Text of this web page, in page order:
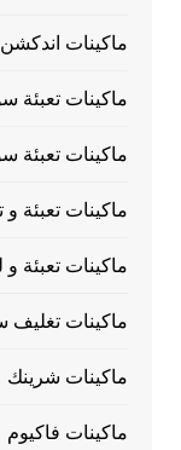
ماكينات
ماكينات تعبئة
ماكينات تعبئة
ماكينات تعبئة
ماكينات تعبئة و
ماكينات تغليف
ماكينات شرينك
ماكينات فاكيوم